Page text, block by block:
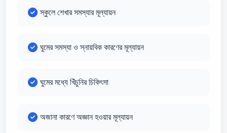
স্কুলে শেখার সমস্যার মূল্যায়ন
ঘুমের সমস্যা ও স্নায়বিক কারণের মূল্যায়ন
ঘুমের মধ্যে খিঁচুনির চিকিৎসা
অজানা কারণে অজ্ঞান হওয়ার মূল্যায়ন